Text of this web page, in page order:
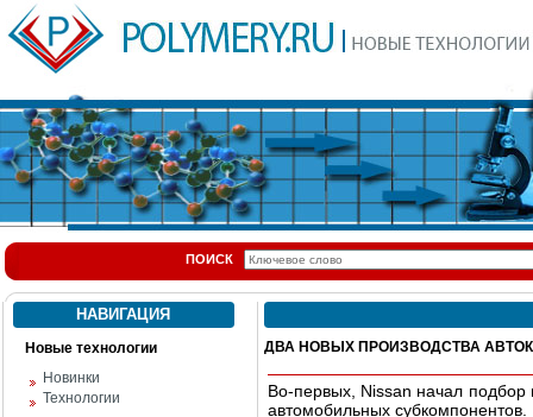
ПОИСК
НАВИГАЦИЯ
Новые технологии
Новинки
Технологии
ДВА НОВЫХ ПРОИЗВОДСТВА
Во-первых, Nissan начал подбор
автомобильных субкомпонентов.